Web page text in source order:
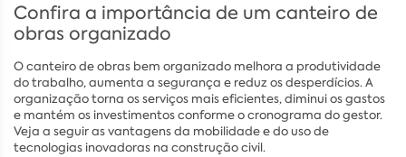
Confira a importância de um canteiro de
obras organizado
O canteiro de obras bem organizado melhora a produtividade
do trabalho, aumenta a segurança e reduz os desperdícios. A
organização torna os serviços mais eficientes, diminui os gastos
e mantém os investimentos conforme o cronograma do gestor.
Veja a seguir as vantagens da mobilidade e do uso de
tecnologias inovadoras na construção civil.